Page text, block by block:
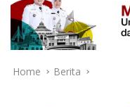
Home Berita